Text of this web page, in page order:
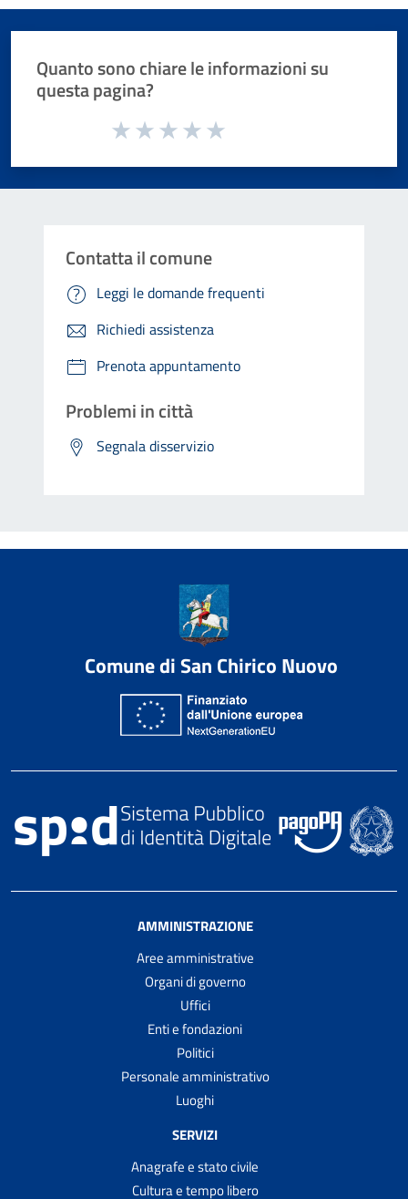
Quanto sono chiare le informazioni su
questa pagina?
Valuta da 1 a 5 stelle la pagina
Contatta il comune
Leggi le domande frequenti
Richiedi assistenza
Prenota appuntamento
Problemi in città
Segnala disservizio
Comune di San Chirico Nuovo
AMMINISTRAZIONE
Aree amministrative
Organi di governo
Uffici
Enti e fondazioni
Politici
Personale amministrativo
Luoghi
SERVIZI
Anagrafe e stato civile
Cultura e tempo libero